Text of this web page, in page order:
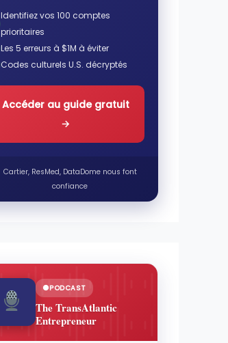
Identifiez vos 100 comptes
prioritaires
Les 5 erreurs à $1M à éviter
Codes culturels U.S. décryptés
Accéder au guide gratuit
→
Cartier, ResMed, DataDome nous font
confiance
PODCAST
The TransAtlantic
Entrepreneur